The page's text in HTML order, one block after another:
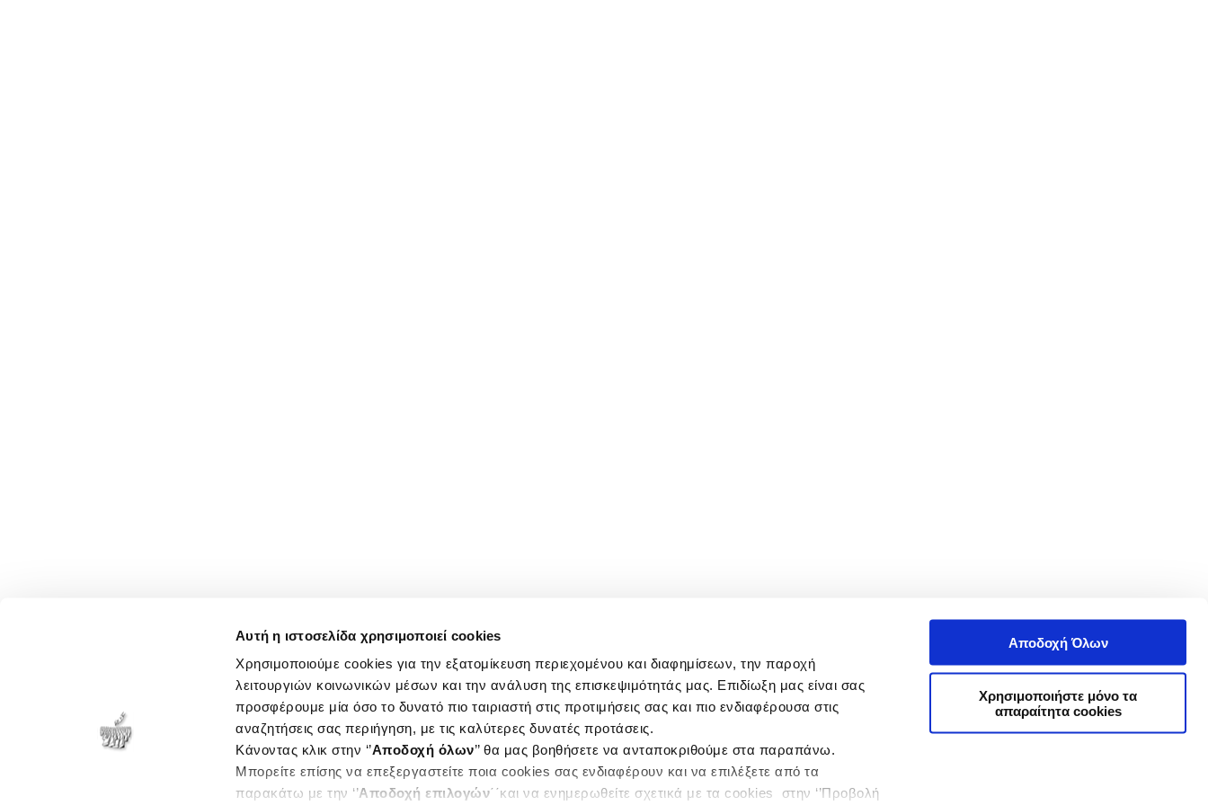
Αυτή η ιστοσελίδα χρησιμοποιεί cookies
Χρησιμοποιούμε cookies για την εξατομίκευση περιεχομένου και διαφημίσεων, την παροχή
λειτουργιών κοινωνικών μέσων και την ανάλυση της επισκεψιμότητάς μας. Επιδίωξη μας είναι σας
προσφέρουμε μία όσο το δυνατό πιο ταιριαστή στις προτιμήσεις σας και πιο ενδιαφέρουσα στις
αναζητήσεις σας περιήγηση, με τις καλύτερες δυνατές προτάσεις.
Κάνοντας κλικ στην ‘’Αποδοχή όλων’’ θα μας βοηθήσετε να ανταποκριθούμε στα παραπάνω.
Μπορείτε επίσης να επεξεργαστείτε ποια cookies σας ενδιαφέρουν και να επιλέξετε από τα
παρακάτω με την ‘’Αποδοχή επιλογών΄΄και να ενημερωθείτε σχετικά με τα cookies στην ‘’Προβολή
Αποδοχή Όλων
Χρησιμοποιήστε μόνο τα
απαραίτητα cookies